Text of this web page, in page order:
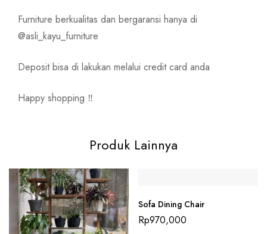
Furniture berkualitas dan bergaransi hanya di
@asli_kayu_furniture
Deposit bisa di lakukan melalui credit card anda
Happy shopping ‼️
Produk Lainnya
Sofa Dining Chair
Rp970,000